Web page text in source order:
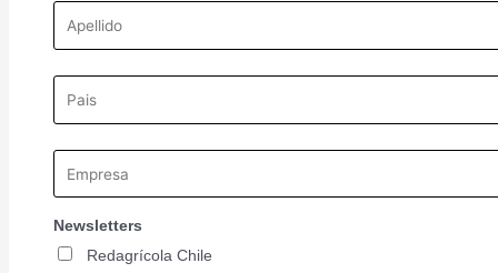
Newsletters
Redagrícola Chile